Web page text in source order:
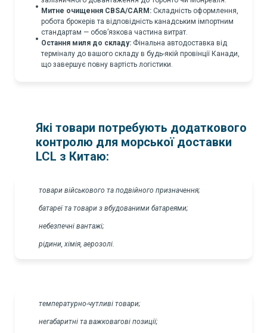
Митне очищення CBSA/CARM: Складність оформлення,
робота брокерів та відповідність канадським імпортним
стандартам — обов’язкова частина витрат.
Остання миля до складу: Фінальна автодоставка від
терміналу до вашого складу в будь-якій провінції Канади,
що завершує повну вартість логістики.
Які товари потребують додаткового
контролю для морської доставки
LCL з Китаю:
товари військового та подвійного призначення;
батареї та товари з вбудованими батареями;
небезпечні вантажі;
рідини, хімія, аерозолі.
температурно-чутливі товари;
негабаритні та важковагові позиції;